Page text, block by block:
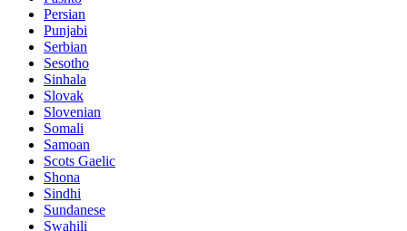
Persian
Punjabi
Serbian
Sesotho
Sinhala
Slovak
Slovenian
Somali
Samoan
Scots Gaelic
Shona
Sindhi
Sundanese
Swahili